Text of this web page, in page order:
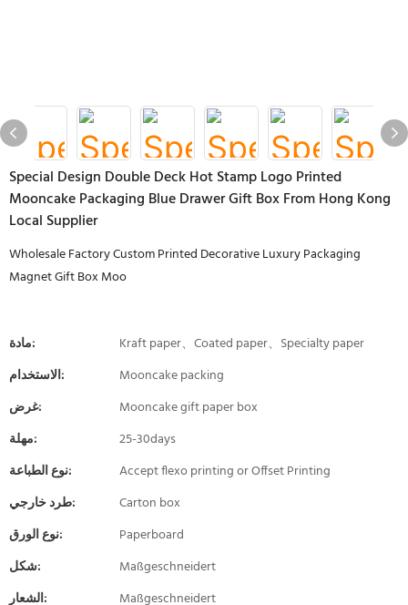
Special Design Double Deck Hot Stamp Logo Printed
Mooncake Packaging Blue Drawer Gift Box From Hong Kong
Local Supplier
Wholesale Factory Custom Printed Decorative Luxury Packaging
Magnet Gift Box Moo
مادة:
Kraft paper、Coated paper、Specialty paper
الاستخدام:
Mooncake packing
غرض:
Mooncake gift paper box
مهلة:
25-30days
نوع الطباعة:
Accept flexo printing or Offset Printing
طرد خارجي:
Carton box
نوع الورق:
Paperboard
شكل:
Maßgeschneidert
الشعار:
Maßgeschneidert